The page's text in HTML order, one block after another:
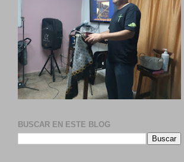
BUSCAR EN ESTE BLOG